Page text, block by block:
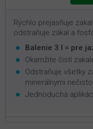
Rýchlo prejasňuje
odstraňuje zákal a
Balenie 3 l = pre
Okamžite čistí
Odstraňuje všetky
minerálnymi
Jednoduchá